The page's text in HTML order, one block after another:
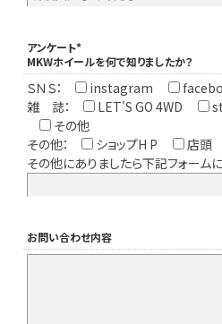
アンケート*
MKWホイールを何で知りましたか？
ＳＮＳ： instagram
雑 誌：
LET'S GO 4WD
その他
その他：
ショップH P 店頭
その他にありましたら下記フォーム
お問い合わせ内容